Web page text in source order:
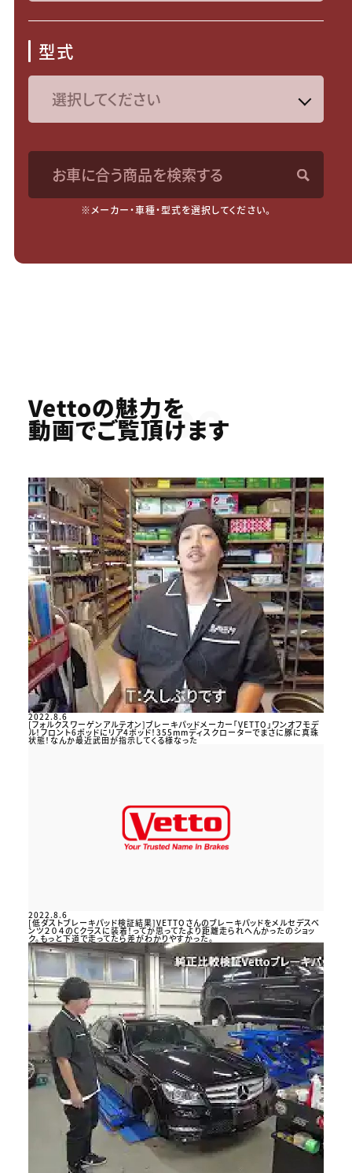
型式
お車に合う商品を検索する
※メーカー・車種・型式を選択してください。
Youtube
Vettoの魅力を
動画でご覧頂けます
2022.8.6
[フォルクスワーゲンアルテオン]ブレーキパッドメーカー「VETTO」ワンオフモデ
ル！フロント6ポッドにリア4ポッド！355mmディスクローターでまさに豚に真珠
状態！なんか最近武田が指示してくる様なった
2022.8.6
[低ダストブレーキパッド検証結果]VETTOさんのブレーキパッドをメルセデスベ
ンツ２０４のCクラスに装着！ってか思ってたより距離走られへんかったのショッ
ク。もっと下道で走ってたら差がわかりやすかった。